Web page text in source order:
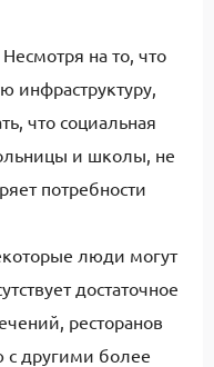
на то, что
инфраструктуру,
что социальная
и школы, не
потребности
люди могут
достаточное
ресторанов
с другими более